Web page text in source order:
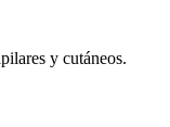
y cutáneos.